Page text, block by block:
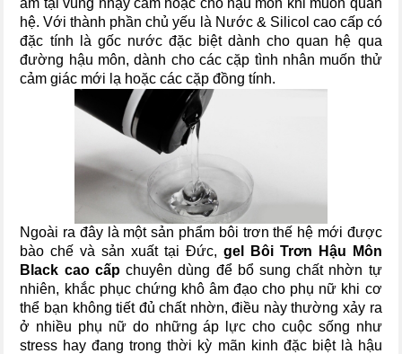
ẩm tại vùng nhạy cảm hoặc cho hậu môn khi muốn quan
hệ. Với thành phần chủ yếu là Nước & Silicol cao cấp có
đặc tính là gốc nước đặc biệt dành cho quan hệ qua
đường hậu môn, dành cho các cặp tình nhân muốn thử
cảm giác mới lạ hoặc các cặp đồng tính.
Ngoài ra đây là một sản phẩm bôi trơn thế hệ mới được
bào chế và sản xuất tại Đức, gel Bôi Trơn Hậu Môn
Black cao cấpchuyên dùng để bổ sung chất nhờn tự
nhiên, khắc phục chứng khô âm đạo cho phụ nữ khi cơ
thể bạn không tiết đủ chất nhờn, điều này thường xảy ra
ở nhiều phụ nữ do những áp lực cho cuộc sống như
stress hay đang trong thời kỳ mãn kinh đặc biệt là hậu